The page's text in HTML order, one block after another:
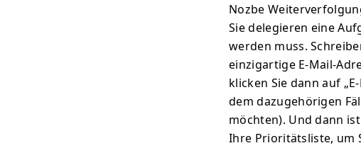
Nozbe
Sie delegieren eine
werden muss.
einzigartige E-Mail-
klicken Sie dann auf
dem dazugehörigen
möchten). Und dann
Ihre Prioritätsliste, um